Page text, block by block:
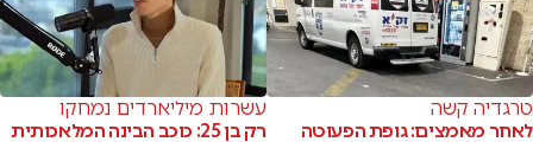
טרגדיה קשה
לאחר מאמצים: גופת הפעוטה
עשרות מיליארדים נמחקו
רק בן 25: כוכב הבינה המלאכותית